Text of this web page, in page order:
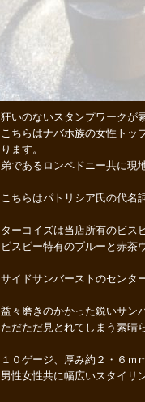
狂いのないスタンプワークが
こちらはナバホ族の女性トッ
ります。
弟であるロンペドニー共に現
こちらはパトリシア氏の代名
ターコイズは当店所有のビス
ビスビー特有のブルーと赤茶
サイドサンバーストのセンタ
益々磨きのかかった鋭いサン
ただただ見とれてしまう素晴
１０ゲージ、厚み約２・６ｍ
男性女性共に幅広いスタイリ